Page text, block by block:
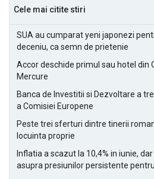
Cele mai citite stiri
SUA au cumparat yeni japonezi
deceniu, ca semn de prietenie
Accor deschide primul sau hotel din
Mercure
Banca de Investitii si Dezvoltare a
a Comisiei Europene
Peste trei sferturi dintre tinerii
locuinta proprie
Inflatia a scazut la 10,4% in iunie,
asupra presiunilor persistente